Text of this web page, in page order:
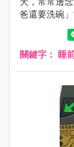
爸還要洗碗
「這點陪他
事，發現大
較少的故事
關鍵字： 睡